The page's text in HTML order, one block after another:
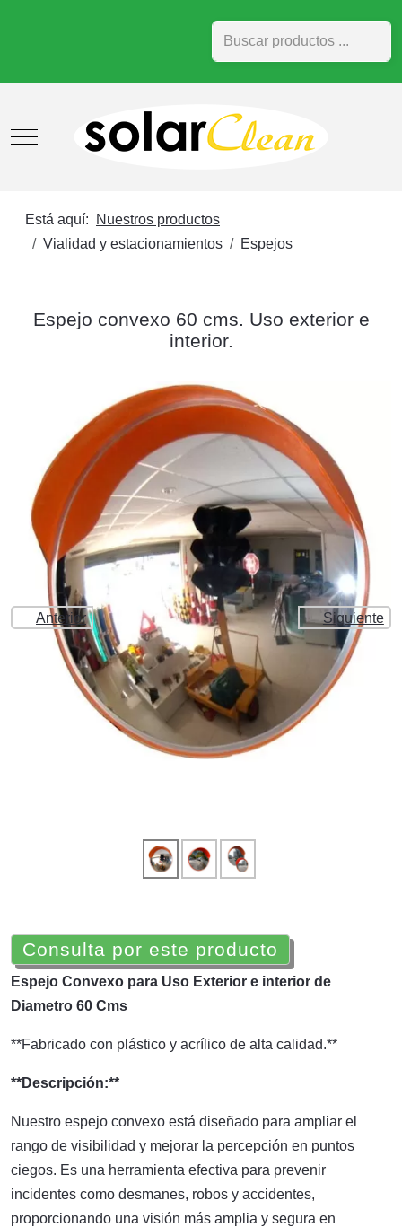
Buscar
Mobile Menu Toggle
Está aquí:
Nuestros productos
Vialidad y estacionamientos
Espejos
Espejo convexo 60 cms. Uso exterior e
interior.
Anterior Siguiente
Consulta por este producto
Espejo Convexo para Uso Exterior e interior de
Diametro 60 Cms
**Fabricado con plástico y acrílico de alta calidad.**
**Descripción:**
Nuestro espejo convexo está diseñado para ampliar el
rango de visibilidad y mejorar la percepción en puntos
ciegos. Es una herramienta efectiva para prevenir
incidentes como desmanes, robos y accidentes,
proporcionando una visión más amplia y segura en